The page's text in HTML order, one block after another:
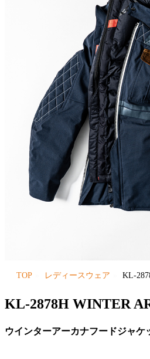
TOP レディースウェア KL-
KL-2878H WINTER
ウインターアーカナフードジャケ